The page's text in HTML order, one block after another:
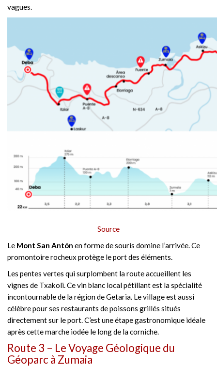
vagues.
Source
Le Mont San Antón en forme de souris domine l’arrivée. Ce
promontoire rocheux protège le port des éléments.
Les pentes vertes qui surplombent la route accueillent les
vignes de Txakoli. Ce vin blanc local pétillant est la spécialité
incontournable de la région de Getaria. Le village est aussi
célèbre pour ses restaurants de poissons grillés situés
directement sur le port. C’est une étape gastronomique idéale
après cette marche iodée le long de la corniche.
Route 3 – Le Voyage Géologique du
Géoparc à Zumaia